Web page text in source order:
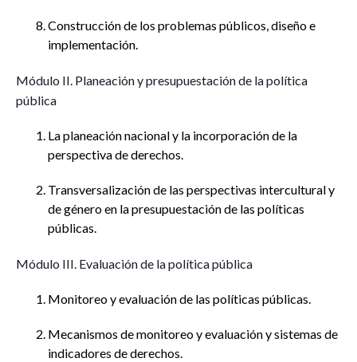
Construcción de los problemas públicos, diseño e
implementación.
Módulo II. Planeación y presupuestación de la política
pública
La planeación nacional y la incorporación de la
perspectiva de derechos.
Transversalización de las perspectivas intercultural y
de género en la presupuestación de las políticas
públicas.
Módulo III. Evaluación de la política pública
Monitoreo y evaluación de las políticas públicas.
Mecanismos de monitoreo y evaluación y sistemas de
indicadores de derechos.